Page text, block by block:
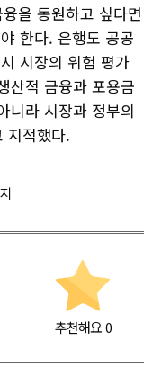
을 동원하고 싶다면
한다. 은행도 공공
시장의 위험 평가
산적 금융과 포용금
니라 시장과 정부의
지적했다.
추천해요 0